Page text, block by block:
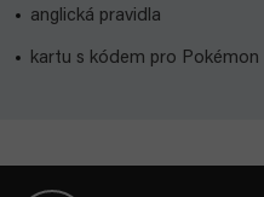
anglická pravidla
kartu s kódem pro Pokémon